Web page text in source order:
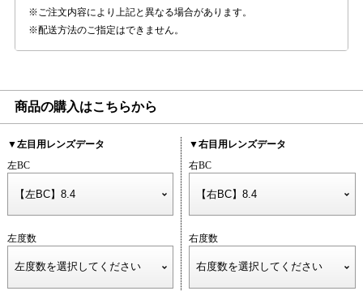
ご注文内容により上記と異なる場合があります。
配送方法のご指定はできません。
商品の購入はこちらから
▼左目用レンズデータ
左BC
左度数
▼右目用レンズデータ
右BC
右度数